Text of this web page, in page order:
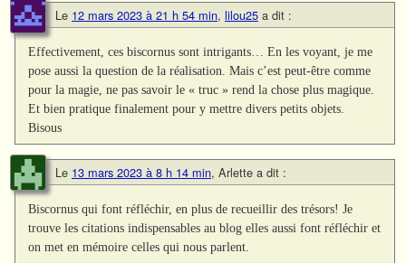
Le 12 mars 2023 à 21 h 54 min, lilou25 a dit :
Effectivement, ces biscornus sont intrigants… En les voyant, je me
pose aussi la question de la réalisation. Mais c’est peut-être comme
pour la magie, ne pas savoir le « truc » rend la chose plus magique.
Et bien pratique finalement pour y mettre divers petits objets.
Bisous
Le 13 mars 2023 à 8 h 14 min, Arlette a dit :
Biscornus qui font réfléchir, en plus de recueillir des trésors! Je
trouve les citations indispensables au blog elles aussi font réfléchir et
on met en mémoire celles qui nous parlent.